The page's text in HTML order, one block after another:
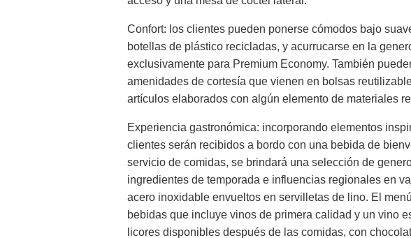
Confort: los clientes pueden ponerse cómodos bajo
botellas de plástico recicladas, y acurrucarse en la
exclusivamente para Premium Economy. También
amenidades de cortesía que vienen en bolsas
artículos elaborados con algún elemento de materiales
Experiencia gastronómica: incorporando elementos
clientes serán recibidos a bordo con una bebida de
servicio de comidas, se brindará una selección de
ingredientes de temporada e influencias regionales en
acero inoxidable envueltos en servilletas de lino. El
bebidas que incluye vinos de primera calidad y un vino
licores disponibles después de las comidas, con